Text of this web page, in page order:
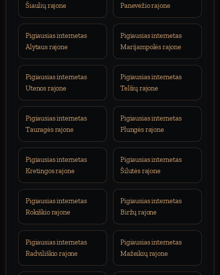
Šiaulių rajone
Panevėžio rajone
Pigiausias internetas
Alytaus rajone
Pigiausias internetas
Marijampolės rajone
Pigiausias internetas
Utenos rajone
Pigiausias internetas
Telšių rajone
Pigiausias internetas
Tauragės rajone
Pigiausias internetas
Plungės rajone
Pigiausias internetas
Kretingos rajone
Pigiausias internetas
Šilutės rajone
Pigiausias internetas
Rokiškio rajone
Pigiausias internetas
Biržų rajone
Pigiausias internetas
Radviliškio rajone
Pigiausias internetas
Mažeikių rajone